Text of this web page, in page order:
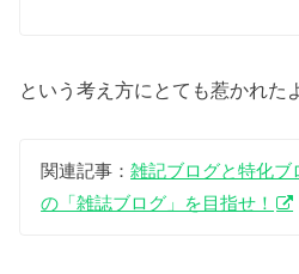
という考え方にとても惹かれた
関連記事：雑記ブログと特化ブ
の「雑誌ブログ」を目指せ！